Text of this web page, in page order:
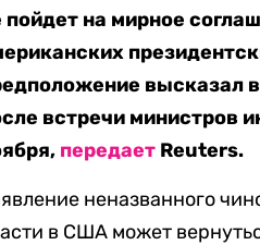
пойдет на мирное
высказал
встречи министров
передает Reuters.
неназванного
в США может